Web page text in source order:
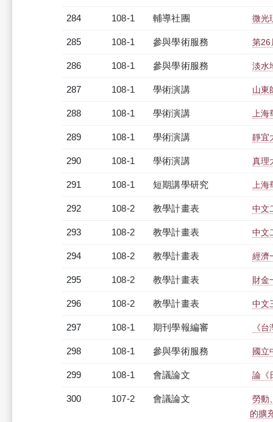
284 108-1 輔導社團 微光
285 108-1 參與學術服務 第26
286 108-1 參與學術服務 淡水
287 108-1 學術演講 山東
288 108-1 學術演講 上
289 108-1 學術演講 靜宜
290 108-1 學術演講 真理
291 108-1 短期講學研究 上
292 108-2 教學計畫表 中文
293 108-2 教學計畫表 中文
294 108-2 教學計畫表 經濟
295 108-2 教學計畫表 財金
296 108-2 教學計畫表 中文
297 108-1 期刊學報編審 《
298 108-1 參與學術服務 國立
299 108-1 會議論文 論《
300 107-2 會議論文
勞動
的擴